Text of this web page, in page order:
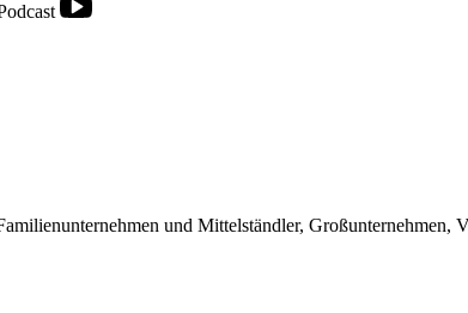
und Mittelständler, Großunternehmen,